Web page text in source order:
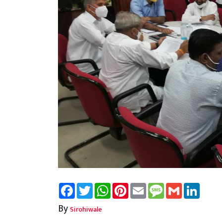
FacebookTwitterWhatsAppPinterest
Email Message
Gmail
By Sirohiwale